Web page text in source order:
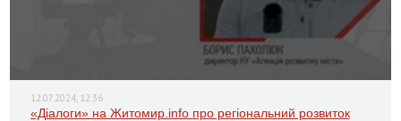
12.07.2024, 12:36
«Діалоги» на Житомир.info про регіональний розвиток